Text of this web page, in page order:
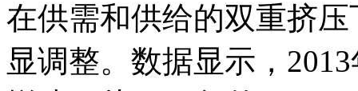
在供需和供给的双重挤
显调整。数据显示，